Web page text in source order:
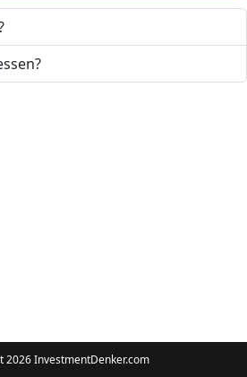
2026 InvestmentDenker.com